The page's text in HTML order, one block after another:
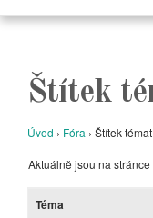
Štítek
Úvod › Fóra › Štítek
Aktuálně jsou na
Téma